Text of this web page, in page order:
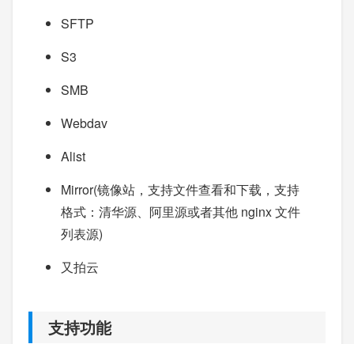
SFTP
S3
SMB
Webdav
Alist
Mirror(镜像站，支持文件查看和下载，支持
格式：清华源、阿里源或者其他 nginx 文件
列表源)
又拍云
支持功能